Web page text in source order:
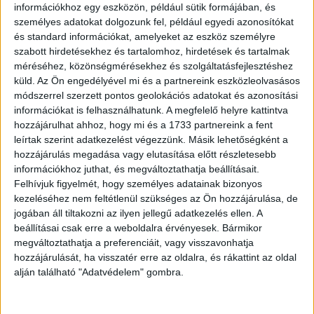
információkhoz egy eszközön, például sütik formájában, és
személyes adatokat dolgozunk fel, például egyedi azonosítókat
és standard információkat, amelyeket az eszköz személyre
szabott hirdetésekhez és tartalomhoz, hirdetések és tartalmak
méréséhez, közönségmérésekhez és szolgáltatásfejlesztéshez
küld. Az Ön engedélyével mi és a partnereink eszközleolvasásos
módszerrel szerzett pontos geolokációs adatokat és azonosítási
információkat is felhasználhatunk. A megfelelő helyre kattintva
hozzájárulhat ahhoz, hogy mi és a 1733 partnereink a fent
leírtak szerint adatkezelést végezzünk. Másik lehetőségként a
hozzájárulás megadása vagy elutasítása előtt részletesebb
információkhoz juthat, és megváltoztathatja beállításait.
Felhívjuk figyelmét, hogy személyes adatainak bizonyos
kezeléséhez nem feltétlenül szükséges az Ön hozzájárulása, de
jogában áll tiltakozni az ilyen jellegű adatkezelés ellen. A
beállításai csak erre a weboldalra érvényesek. Bármikor
megváltoztathatja a preferenciáit, vagy visszavonhatja
hozzájárulását, ha visszatér erre az oldalra, és rákattint az oldal
alján található "Adatvédelem" gombra.